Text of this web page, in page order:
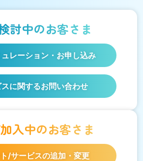
討中のお客さま
レーション ・お申し込み
に関するお問い合わせ
入中のお客さま
/サービスの追加・変更